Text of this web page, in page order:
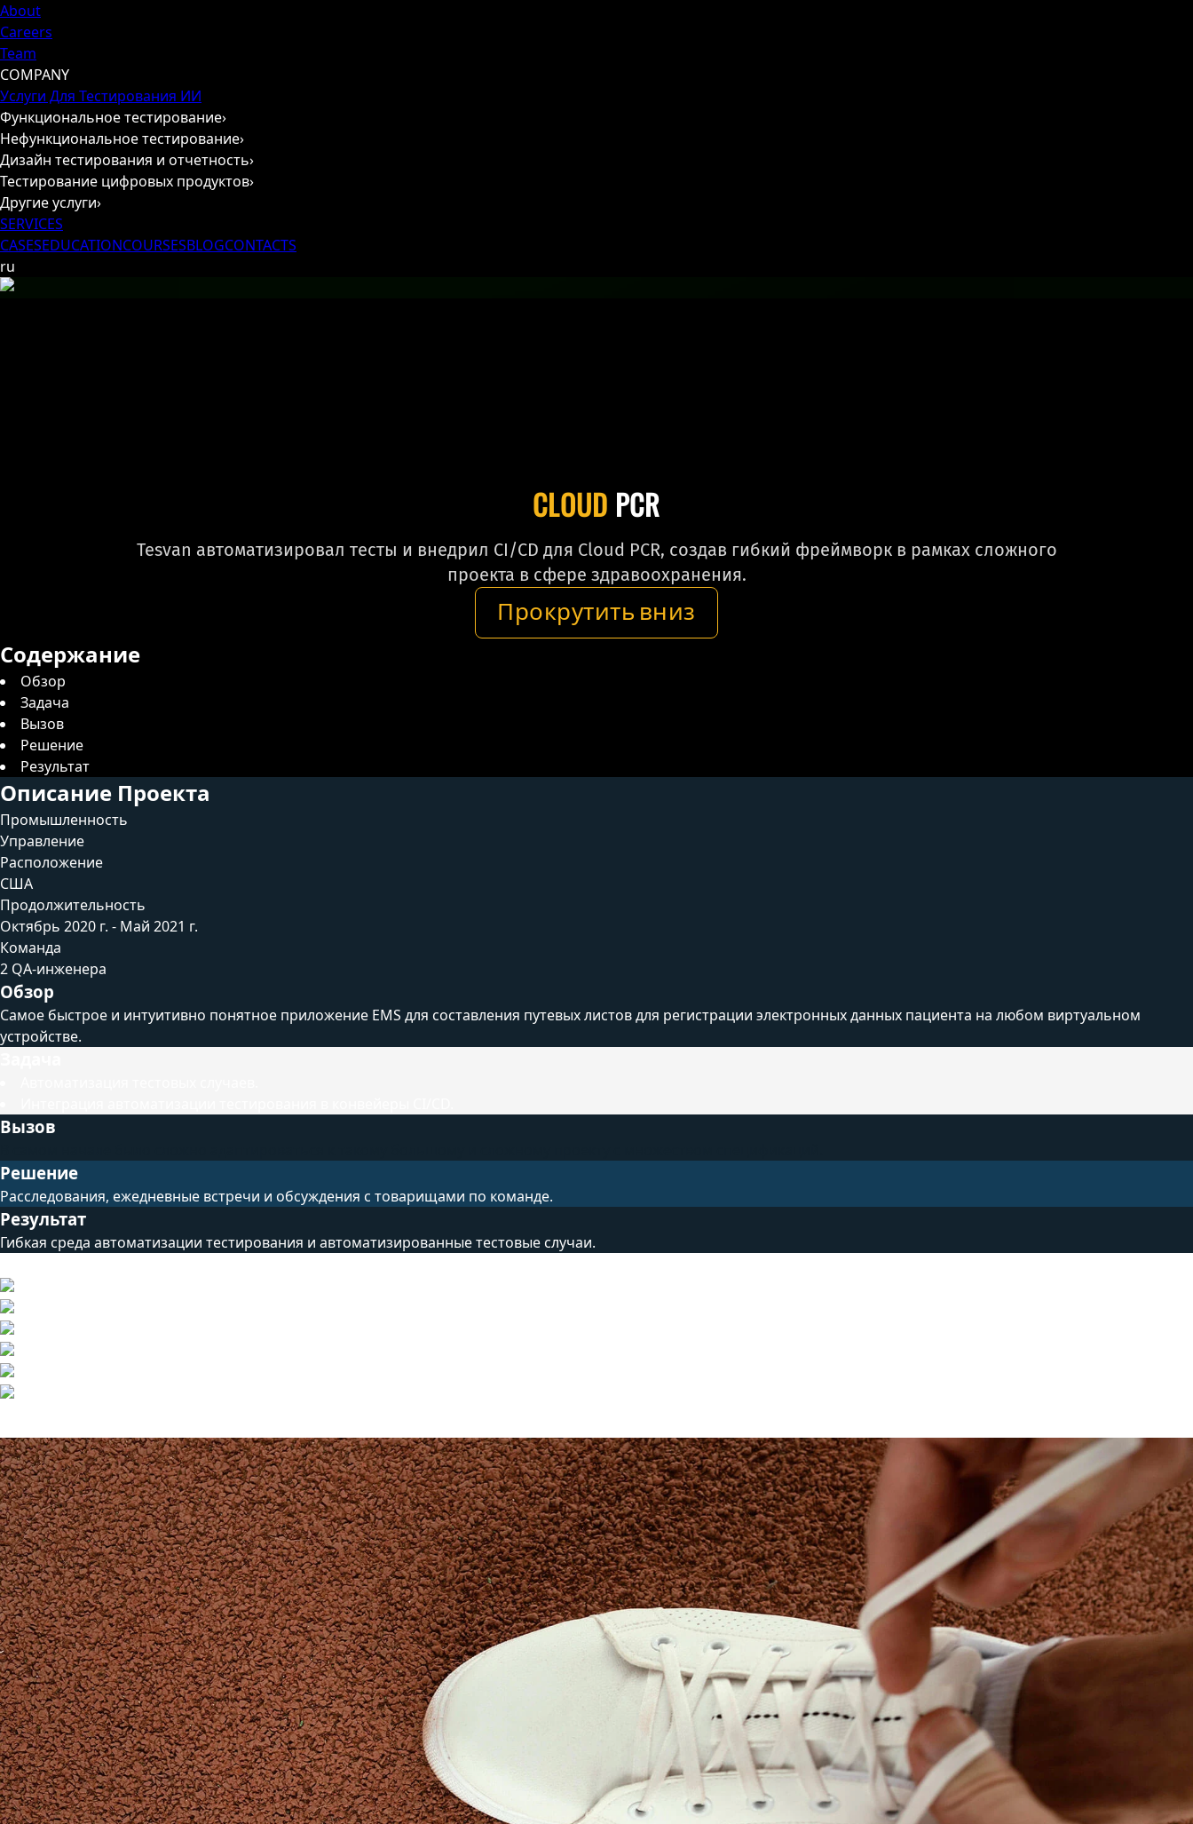
About
Careers
Team
COMPANY
Услуги Для Тестирования ИИ
Функциональное тестирование›
Нефункциональное тестирование›
Дизайн тестирования и отчетность›
Тестирование цифровых продуктов›
Другие услуги›
SERVICES
CASESEDUCATIONCOURSESBLOGCONTACTS
ru
CLOUD PCR
Tesvan автоматизировал тесты и внедрил CI/CD для Cloud PCR, создав гибкий фреймворк в рамках сложного
проекта в сфере здравоохранения.
Прокрутить вниз
Содержание
Обзор
Задача
Вызов
Решение
Результат
Описание Проекта
Промышленность
Управление
Расположение
США
Продолжительность
Октябрь 2020 г. - Май 2021 г.
Команда
2 QA-инженера
Обзор
Самое быстрое и интуитивно понятное приложение EMS для составления путевых листов для регистрации электронных данных пациента на любом виртуальном
устройстве.
Вызов
Решение
Расследования, ежедневные встречи и обсуждения с товарищами по команде.
Результат
Гибкая среда автоматизации тестирования и автоматизированные тестовые случаи.